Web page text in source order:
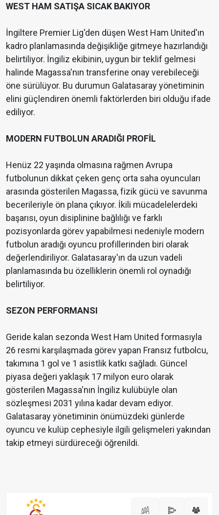
WEST HAM SATIŞA SICAK BAKIYOR
İngiltere Premier Lig'den düşen West Ham United'ın
kadro planlamasında değişikliğe gitmeye hazırlandığı
belirtiliyor. İngiliz ekibinin, uygun bir teklif gelmesi
halinde Magassa'nın transferine onay verebileceği
öne sürülüyor. Bu durumun Galatasaray yönetiminin
elini güçlendiren önemli faktörlerden biri olduğu ifade
ediliyor.
MODERN FUTBOLUN ARADIĞI PROFİL
Henüz 22 yaşında olmasına rağmen Avrupa
futbolunun dikkat çeken genç orta saha oyuncuları
arasında gösterilen Magassa, fizik gücü ve savunma
becerileriyle ön plana çıkıyor. İkili mücadelelerdeki
başarısı, oyun disiplinine bağlılığı ve farklı
pozisyonlarda görev yapabilmesi nedeniyle modern
futbolun aradığı oyuncu profillerinden biri olarak
değerlendiriliyor. Galatasaray'ın da uzun vadeli
planlamasında bu özelliklerin önemli rol oynadığı
belirtiliyor.
SEZON PERFORMANSI
Geride kalan sezonda West Ham United formasıyla
26 resmi karşılaşmada görev yapan Fransız futbolcu,
takımına 1 gol ve 1 asistlik katkı sağladı. Güncel
piyasa değeri yaklaşık 17 milyon euro olarak
gösterilen Magassa'nın İngiliz kulübüyle olan
sözleşmesi 2031 yılına kadar devam ediyor.
Galatasaray yönetiminin önümüzdeki günlerde
oyuncu ve kulüp cephesiyle ilgili gelişmeleri yakından
takip etmeyi sürdüreceği öğrenildi.